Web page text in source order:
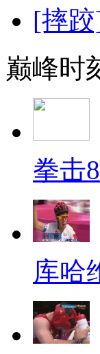
[摔
巅峰时
拳击
库哈